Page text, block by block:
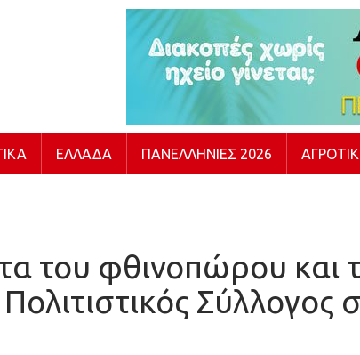
ΕΛΛΆΔΑ ΠΑΝΕΛΛΉΝΙΕΣ 2026
του φθινοπώρου και
Σύλλογος